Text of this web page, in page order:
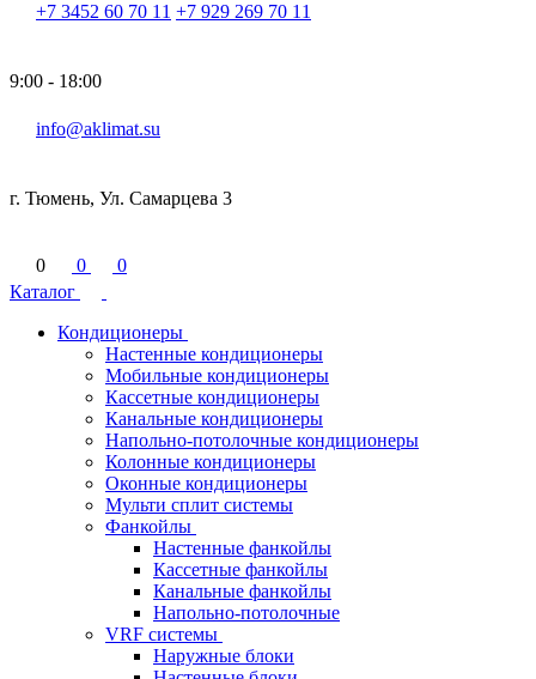
+7 3452 60 70 11 +7 929 269 70 11
9:00 - 18:00
info@aklimat.su
г. Тюмень, Ул. Самарцева 3
0 0
0
Каталог
Кондиционеры
Настенные кондиционеры
Мобильные кондиционеры
Кассетные кондиционеры
Канальные кондиционеры
Напольно-потолочные кондиционеры
Колонные кондиционеры
Оконные кондиционеры
Мульти сплит системы
Фанкойлы
Настенные фанкойлы
Кассетные фанкойлы
Канальные фанкойлы
Напольно-потолочные
VRF системы
Наружные блоки